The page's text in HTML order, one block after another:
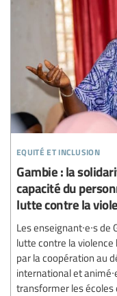
equité et inclusion
Gambie : la
capacité du
lutte contre la
Les enseignant∙e∙s
lutte contre la violence
par la coopération au
international et
transformer les écoles